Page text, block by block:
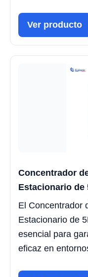
Ver producto
Concentrador
Estacionario de
El Concentrador
Estacionario de
esencial para
eficaz en